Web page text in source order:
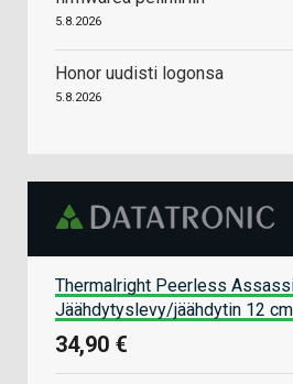
5.8.2026
Honor uudisti logonsa
5.8.2026
Thermalright Peerless
Jäähdytyslevy/jäähdytin 12
34,90 €